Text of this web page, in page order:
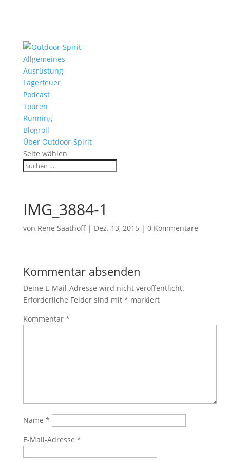
Allgemeines
Ausrüstung
Lagerfeuer
Podcast
Touren
Running
Blogroll
Über Outdoor-Spirit
Seite wählen
IMG_3884-1
von Rene Saathoff| Dez. 13, 2015 | 0 Kommentare
Kommentar absenden
Deine E-Mail-Adresse wird nicht veröffentlicht.
Erforderliche Felder sind mit * markiert
Kommentar *
Name *
E-Mail-Adresse *